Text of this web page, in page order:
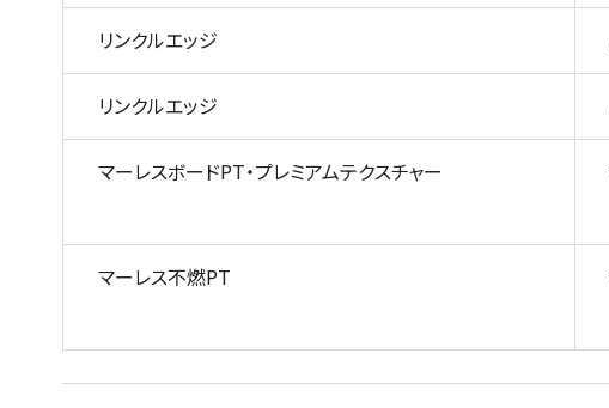
リンクルエッジ
リンクルエッジ
マーレスボードPT・プレミアムテクスチャー
マーレス不燃PT